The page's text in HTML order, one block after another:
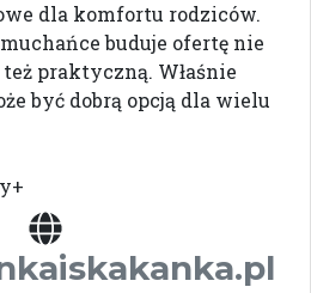
dla komfortu rodziców.
buduje ofertę nie
praktyczną. Właśnie
być dobrą opcją dla wielu